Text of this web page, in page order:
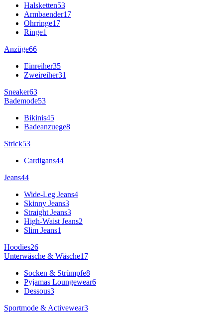
Halsketten53
Armbaender17
Ohrringe17
Ringe1
Anzüge66
Einreiher35
Zweireiher31
Sneaker63
Bademode53
Bikinis45
Badeanzuege8
Strick53
Cardigans44
Jeans44
Wide-Leg Jeans4
Skinny Jeans3
Straight Jeans3
High-Waist Jeans2
Slim Jeans1
Hoodies26
Unterwäsche & Wäsche17
Socken & Strümpfe8
Pyjamas Loungewear6
Dessous3
Sportmode & Activewear3